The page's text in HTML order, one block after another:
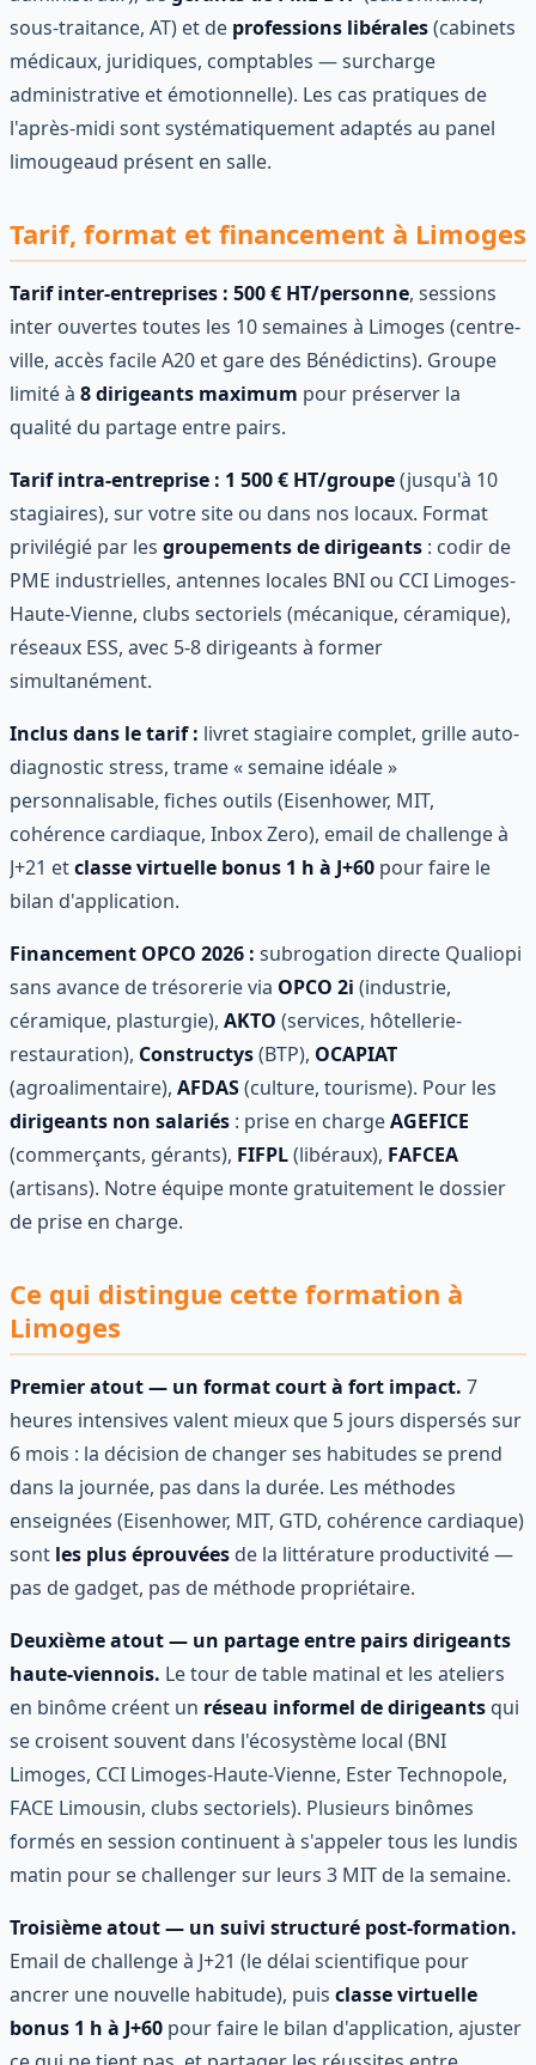
sous-traitance, AT) et de professions libérales(cabinets
médicaux, juridiques, comptables — surcharge
administrative et émotionnelle). Les cas pratiques de
l'après-midi sont systématiquement adaptés au panel
limougeaud présent en salle.
Tarif, format et financement à Limoges
Tarif inter-entreprises : 500 € HT/personne, sessions
inter ouvertes toutes les 10 semaines à Limoges (centre-
ville, accès facile A20 et gare des Bénédictins). Groupe
limité à 8 dirigeants maximum pour préserver la
qualité du partage entre pairs.
Tarif intra-entreprise : 1 500 € HT/groupe(jusqu'à 10
stagiaires), sur votre site ou dans nos locaux. Format
privilégié par les groupements de dirigeants : codir de
PME industrielles, antennes locales BNI ou CCI Limoges-
Haute-Vienne, clubs sectoriels (mécanique, céramique),
réseaux ESS, avec 5-8 dirigeants à former
simultanément.
Inclus dans le tarif : livret stagiaire complet, grille auto-
diagnostic stress, trame « semaine idéale »
personnalisable, fiches outils (Eisenhower, MIT,
cohérence cardiaque, Inbox Zero), email de challenge à
J+21 etclasse virtuelle bonus 1 h à J+60 pour faire le
bilan d'application.
Financement OPCO 2026 : subrogation directe Qualiopi
sans avance de trésorerie via OPCO 2i (industrie,
céramique, plasturgie), AKTO (services, hôtellerie-
restauration), Constructys(BTP), OCAPIAT
(agroalimentaire), AFDAS(culture, tourisme). Pour les
dirigeants non salariés : prise en chargeAGEFICE
(commerçants, gérants), FIFPL(libéraux), FAFCEA
(artisans). Notre équipe monte gratuitement le dossier
de prise en charge.
Ce qui distingue cette formation à
Limoges
Premier atout — un format court à fort impact. 7
heures intensives valent mieux que 5 jours dispersés sur
6 mois : la décision de changer ses habitudes se prend
dans la journée, pas dans la durée. Les méthodes
enseignées (Eisenhower, MIT, GTD, cohérence cardiaque)
sont les plus éprouvées de la littérature productivité —
pas de gadget, pas de méthode propriétaire.
Deuxième atout — un partage entre pairs dirigeants
haute-viennois. Le tour de table matinal et les ateliers
en binôme créent un réseau informel de dirigeants qui
se croisent souvent dans l'écosystème local (BNI
Limoges, CCI Limoges-Haute-Vienne, Ester Technopole,
FACE Limousin, clubs sectoriels). Plusieurs binômes
formés en session continuent à s'appeler tous les lundis
matin pour se challenger sur leurs 3 MIT de la semaine.
Troisième atout — un suivi structuré post-formation.
Email de challenge à J+21 (le délai scientifique pour
ancrer une nouvelle habitude), puis classe virtuelle
bonus 1 h à J+60 pour faire le bilan d'application, ajuster